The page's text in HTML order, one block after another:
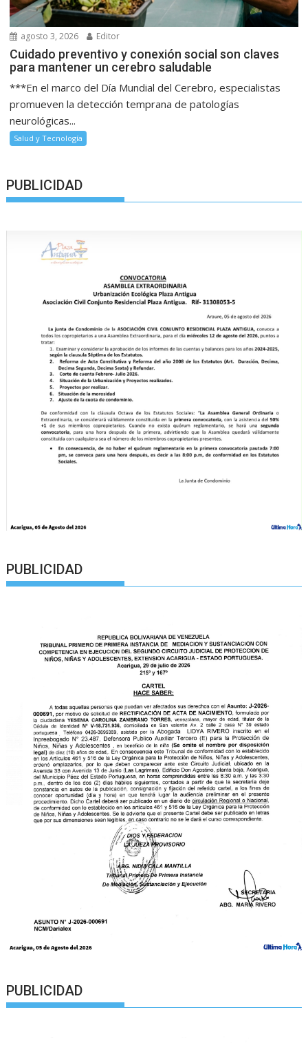
agosto 3, 2026 Editor
Cuidado preventivo y conexión social son claves
para mantener un cerebro saludable
***En el marco del Día Mundial del Cerebro, especialistas
promueven la detección temprana de patologías
neurológicas...
Salud y Tecnología
PUBLICIDAD
PUBLICIDAD
PUBLICIDAD